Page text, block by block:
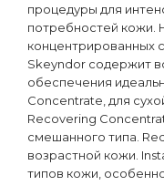
процедуры для
потребностей кожи.
концентрированных
Skeyndor содержит
обеспечения
Concentrate, для
Recovering
смешанного типа.
возрастной кожи.
типов кожи,